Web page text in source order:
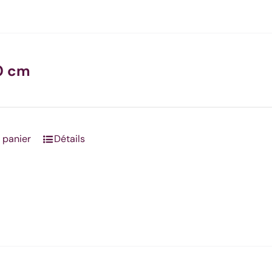
cm
panier Détails